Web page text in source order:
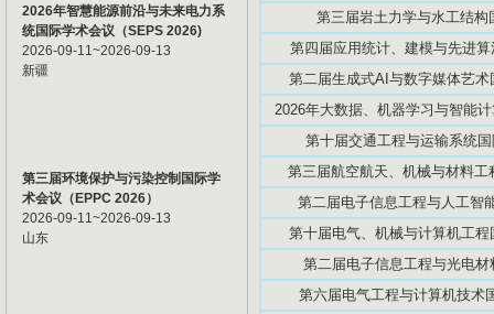
2026年智慧能源前沿与未来电力系
统国际学术会议（SEPS 2026)
2026-09-11~2026-09-13
新疆
第三届环境保护与污染控制国际学
术会议（EPPC 2026）
2026-09-11~2026-09-13
山东
第三届岩土力学与水工结
第四届应用统计、建模与先进
第二届生成式AI与数字媒体艺
2026年大数据、机器学习与智能
第十届交通工程与运输系统
第三届航空航天、机械与材料
第二届电子信息工程与人工智
第十届电气、机械与计算机工
第二届电子信息工程与光电
第六届电气工程与计算机技术